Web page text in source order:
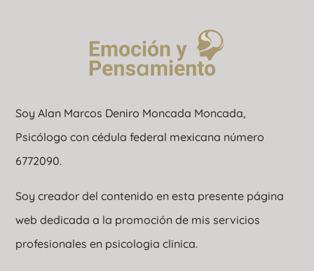
Soy Alan Marcos Deniro Moncada Moncada,
Psicólogo con cédula federal mexicana número
6772090.
Soy creador del contenido en esta presente página
web dedicada a la promoción de mis servicios
profesionales en psicologia clinica.